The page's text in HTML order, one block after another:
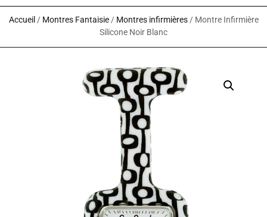
Accueil / Montres Fantaisie/ Montres infirmières/ Montre Infirmière
Silicone Noir Blanc